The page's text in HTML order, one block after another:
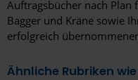
Minden
Möchengladbach
Auftragsbücher nach Plan
Bagger und Kräne sowie
erfolgreich
Ähnliche Rubriken